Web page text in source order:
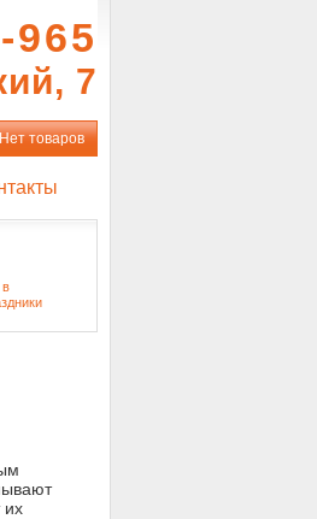
965
7
Нет товаров
в
их